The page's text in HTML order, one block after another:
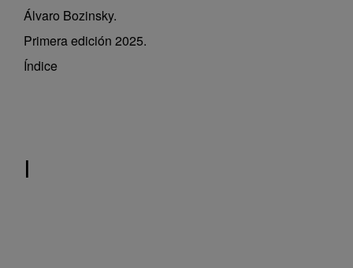
Álvaro Bozinsky.
Primera edición 2025.
Índice
I